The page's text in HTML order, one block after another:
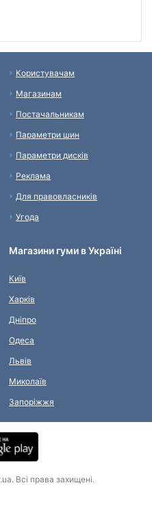
Користувачам
Магазинам
Постачальникам
Параметри шин
Параметри дисків
Реклама
Для правовласників
Угода
Магазини гуми в Україні
Київ
Харків
Дніпро
Одеса
Львів
Миколаїв
Запоріжжя
Всі права захищені.